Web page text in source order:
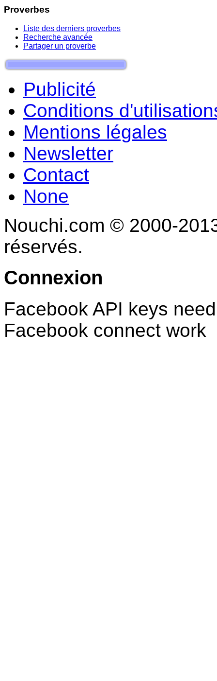
Proverbes
Liste des derniers proverbes
Recherche avancée
Partager un proverbe
Publicité
Conditions
Mentions légales
Newsletter
Contact
None
Nouchi.com © 2000-
réservés.
Connexion
Facebook API keys
Facebook connect work